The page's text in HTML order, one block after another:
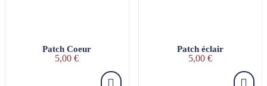
Patch Coeur
5,00 €
Patch éclair
5,00 €